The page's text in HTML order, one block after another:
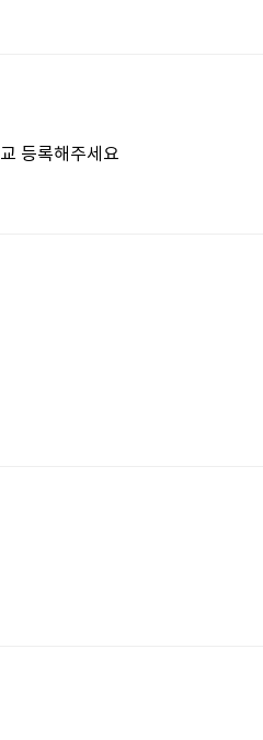
등록해주세요